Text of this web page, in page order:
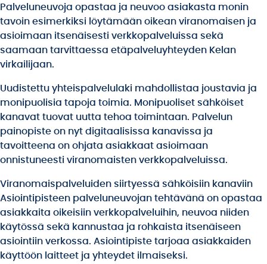
Palveluneuvoja opastaa ja neuvoo asiakasta monin
tavoin esimerkiksi löytämään oikean viranomaisen ja
asioimaan itsenäisesti verkkopalveluissa sekä
saamaan tarvittaessa etäpalveluyhteyden Kelan
virkailijaan.
Uudistettu yhteispalvelulaki mahdollistaa joustavia ja
monipuolisia tapoja toimia. Monipuoliset sähköiset
kanavat tuovat uutta tehoa toimintaan. Palvelun
painopiste on nyt digitaalisissa kanavissa ja
tavoitteena on ohjata asiakkaat asioimaan
onnistuneesti viranomaisten verkkopalveluissa.
Viranomaispalveluiden siirtyessä sähköisiin kanaviin
Asiointipisteen palveluneuvojan tehtävänä on opastaa
asiakkaita oikeisiin verkkopalveluihin, neuvoa niiden
käytössä sekä kannustaa ja rohkaista itsenäiseen
asiointiin verkossa. Asiointipiste tarjoaa asiakkaiden
käyttöön laitteet ja yhteydet ilmaiseksi.